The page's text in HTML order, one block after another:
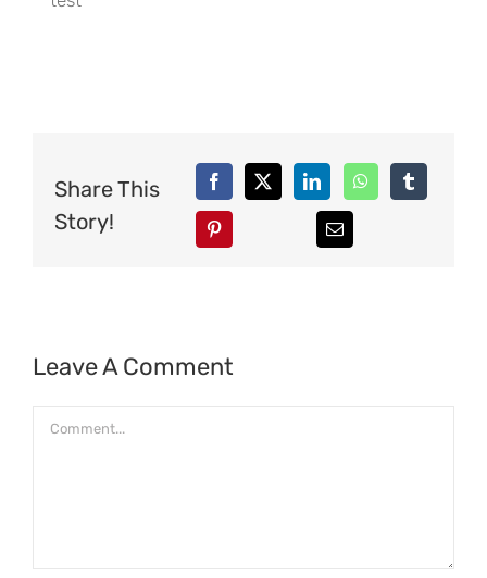
Share This
Story!
Leave A Comment
Comment